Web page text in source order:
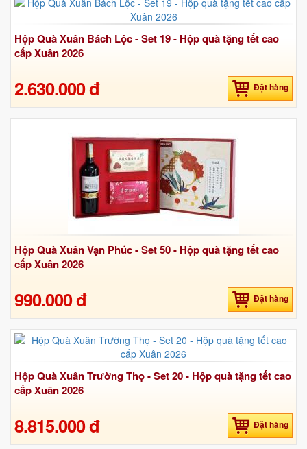
Hộp Quà Xuân Bách Lộc - Set 19 - Hộp quà tặng tết cao
cấp Xuân 2026
2.630.000 đ Đặt hàng
Hộp Quà Xuân Vạn Phúc - Set 50 - Hộp quà tặng tết cao
cấp Xuân 2026
990.000 đ Đặt hàng
Hộp Quà Xuân Trường Thọ - Set 20 - Hộp quà tặng tết cao
cấp Xuân 2026
8.815.000 đ Đặt hàng